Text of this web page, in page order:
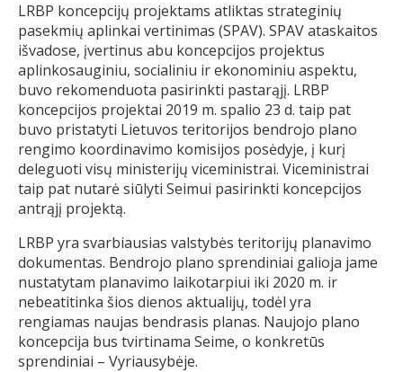
LRBP koncepcijų projektams atliktas strateginių
pasekmių aplinkai vertinimas (SPAV). SPAV ataskaitos
išvadose, įvertinus abu koncepcijos projektus
aplinkosauginiu, socialiniu ir ekonominiu aspektu,
buvo rekomenduota pasirinkti pastarąjį. LRBP
koncepcijos projektai 2019 m. spalio 23 d. taip pat
buvo pristatyti Lietuvos teritorijos bendrojo plano
rengimo koordinavimo komisijos posėdyje, į kurį
deleguoti visų ministerijų viceministrai. Viceministrai
taip pat nutarė siūlyti Seimui pasirinkti koncepcijos
antrąjį projektą.
LRBP yra svarbiausias valstybės teritorijų planavimo
dokumentas. Bendrojo plano sprendiniai galioja jame
nustatytam planavimo laikotarpiui iki 2020 m. ir
nebeatitinka šios dienos aktualijų, todėl yra
rengiamas naujas bendrasis planas. Naujojo plano
koncepcija bus tvirtinama Seime, o konkretūs
sprendiniai – Vyriausybėje.